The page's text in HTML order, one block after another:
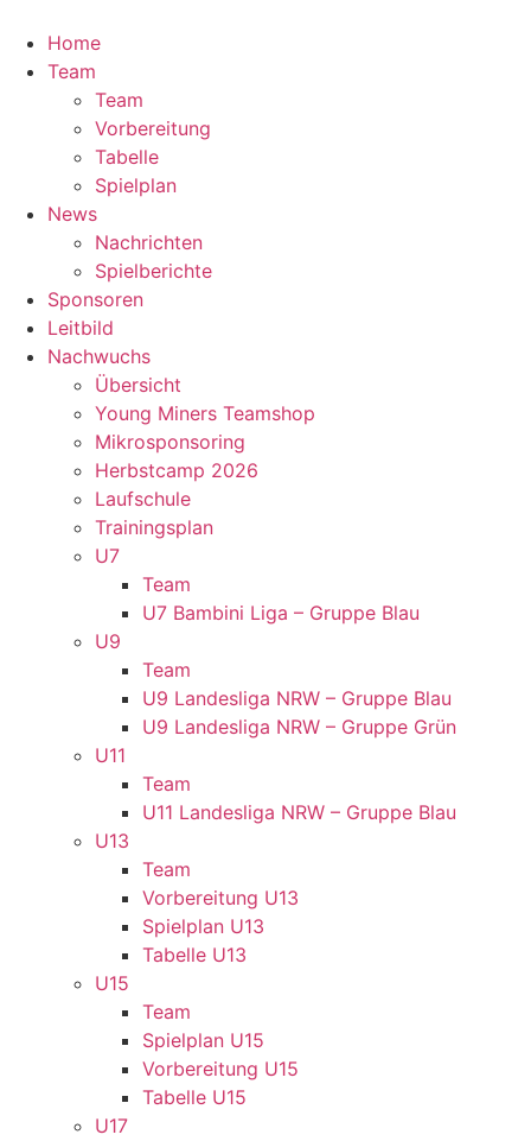
Inhalt
springen
Home
Team
Team
Vorbereitung
Tabelle
Spielplan
News
Nachrichten
Spielberichte
Sponsoren
Leitbild
Nachwuchs
Übersicht
Young Miners Teamshop
Mikrosponsoring
Herbstcamp 2026
Laufschule
Trainingsplan
U7
Team
U7 Bambini Liga – Gruppe Blau
U9
Team
U9 Landesliga NRW – Gruppe Blau
U9 Landesliga NRW – Gruppe Grün
U11
Team
U11 Landesliga NRW – Gruppe Blau
U13
Team
Vorbereitung U13
Spielplan U13
Tabelle U13
U15
Team
Spielplan U15
Vorbereitung U15
Tabelle U15
U17